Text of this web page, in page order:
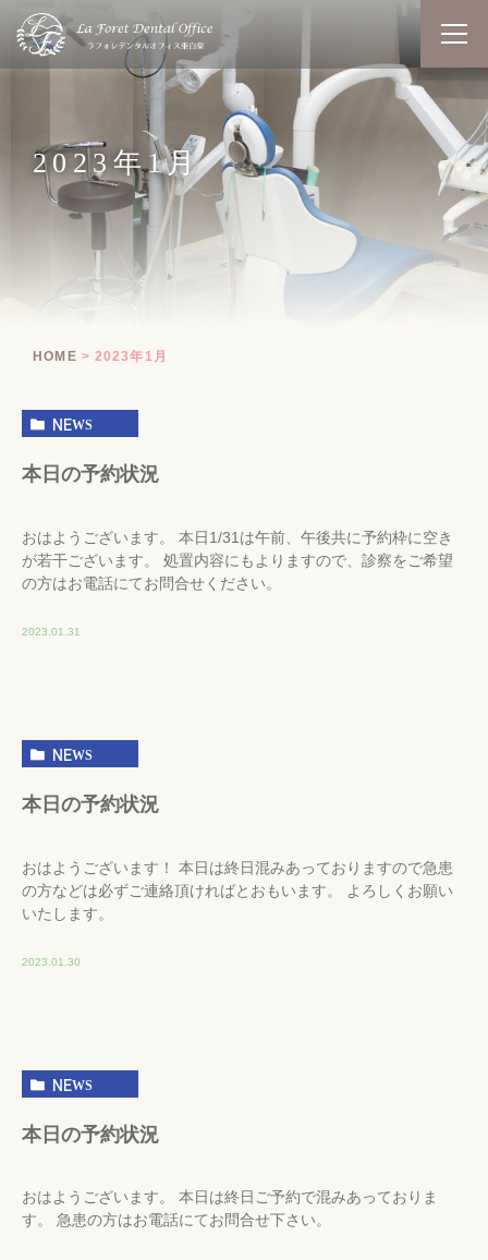
2023年1月
HOME 2023年1月
NEWS
本日の予約状況
おはようございます。 本日1/31は午前、午後共に予約枠に空き
が若干ございます。 処置内容にもよりますので、診察をご希望
の方はお電話にてお問合せください。
2023.01.31
NEWS
本日の予約状況
おはようございます！ 本日は終日混みあっておりますので急患
の方などは必ずご連絡頂ければとおもいます。 よろしくお願い
いたします。
2023.01.30
NEWS
本日の予約状況
おはようございます。 本日は終日ご予約で混みあっておりま
す。 急患の方はお電話にてお問合せ下さい。